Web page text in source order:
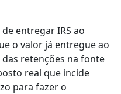
entregar IRS ao
o valor já entregue ao
retenções na fonte
real que incide
para fazer o